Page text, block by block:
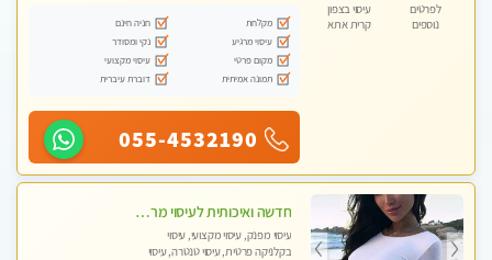
לפרטים
נוספים
עיסוי בצפון
קרית אתא
מקלחת
חניה חינם
עיסוי מרגיע
נקי ומסודר
מקום פרטי
עיסוי מקצועי
תמונה אמיתית
דוברת עיברית
055-4532190
חדשה ואיכותית לעיסוי מרגיע ומפנק VIP-מומלץ לחלוטין! פרטי! ​​​​​​ Highly recommended
עיסוי מפנק, עיסוי מקצועי, עיסוי
בקלניקה פרטית, עיסוי טנטרה, עיסוי